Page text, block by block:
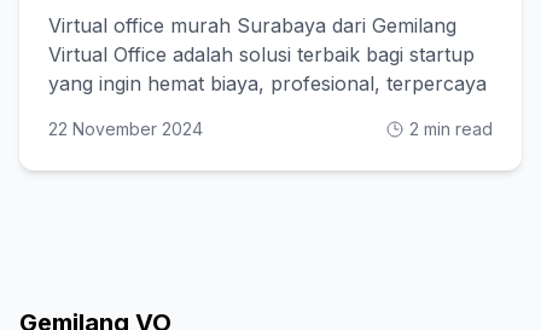
Virtual office murah Surabaya dari Gemilang
Virtual Office adalah solusi terbaik bagi startup
yang ingin hemat biaya, profesional, terpercaya
22 November 2024 2 min read
Gemilang VO